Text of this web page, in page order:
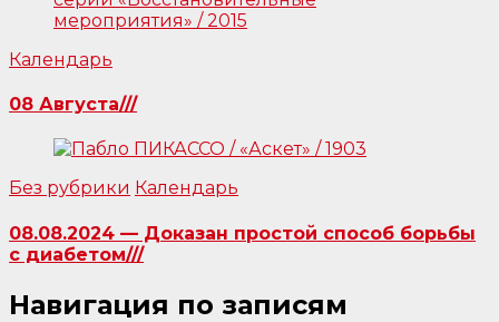
Календарь
08 Августа///
Без рубрики Календарь
08.08.2024 — Доказан простой способ борьбы
с диабетом///
Навигация по записям